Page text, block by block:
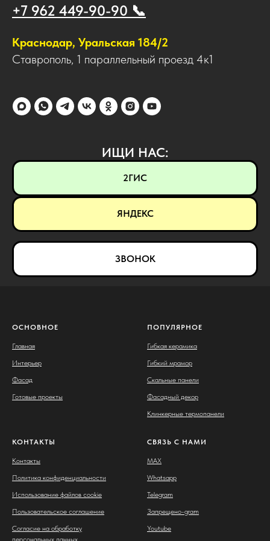
+7 962 449-90-90 📞
Краснодар, Уральская 184/2
Ставрополь, 1 параллельный проезд 4к1
ИЩИ НАС:
2ГИС
ЯНДЕКС
ЗВОНОК
ОСНОВНОЕ
Главная
Интерьер
Фасад
Готовые проекты
ПОПУЛЯРНОЕ
Гибкая керамика
Гибкий мрамор
Скальные панели
Фасадный декор
Клинкерные термопанели
КОНТАКТЫ
Контакты
Политика конфиденциальности
Использование файлов cookie
Пользовательское соглашение
Согласие на обработку
персональных данных
СВЯЗЬ С НАМИ
MAX
Whatsapp
Telegram
Запрещено-gram
Youtube